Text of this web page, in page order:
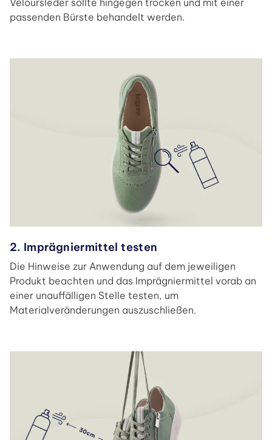
passenden Bürste behandelt werden.
2. Imprägniermittel testen
Die Hinweise zur Anwendung auf dem jeweiligen
Produkt beachten und das Imprägniermittel vorab an
einer unauffälligen Stelle testen, um
Materialveränderungen auszuschließen.